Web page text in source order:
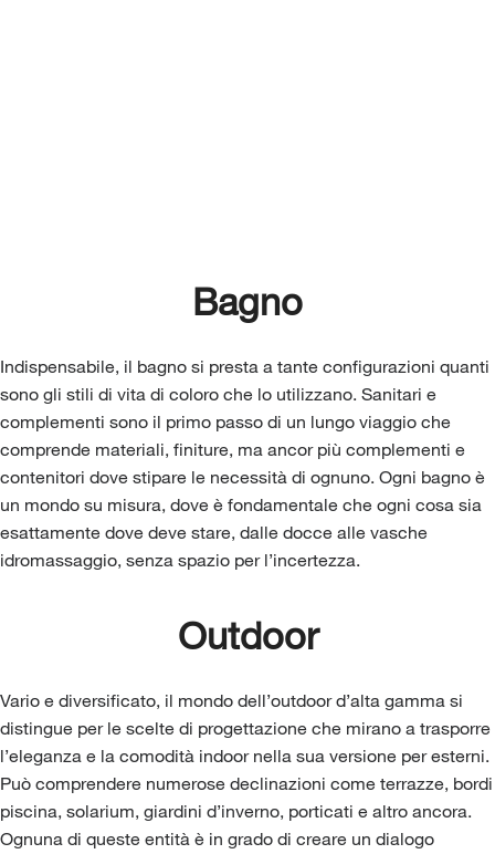
Bagno
Indispensabile, il bagno si presta a tante configurazioni quanti
sono gli stili di vita di coloro che lo utilizzano. Sanitari e
complementi sono il primo passo di un lungo viaggio che
comprende materiali, finiture, ma ancor più complementi e
contenitori dove stipare le necessità di ognuno. Ogni bagno è
un mondo su misura, dove è fondamentale che ogni cosa sia
esattamente dove deve stare, dalle docce alle vasche
idromassaggio, senza spazio per l’incertezza.
Outdoor
Vario e diversificato, il mondo dell’outdoor d’alta gamma si
distingue per le scelte di progettazione che mirano a trasporre
l’eleganza e la comodità indoor nella sua versione per esterni.
Può comprendere numerose declinazioni come terrazze, bordi
piscina, solarium, giardini d’inverno, porticati e altro ancora.
Ognuna di queste entità è in grado di creare un dialogo